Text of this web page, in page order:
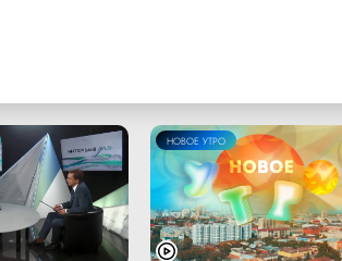
НОВОЕ УТРО